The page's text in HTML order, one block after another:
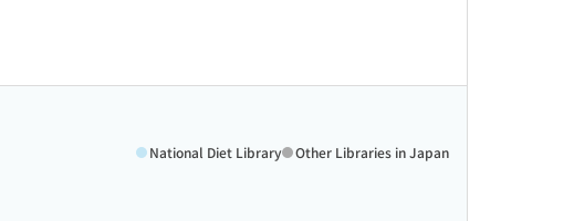
National Diet Library Other Libraries in Japan